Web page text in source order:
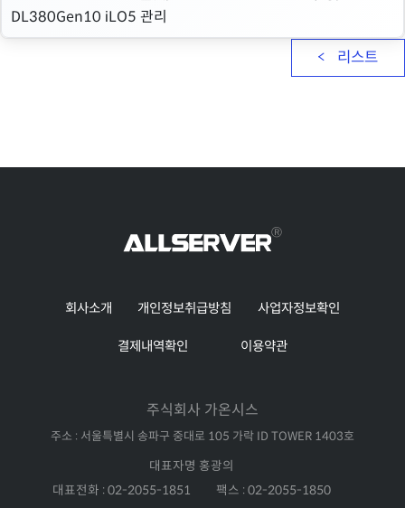
DL380Gen10 iLO5 관리
리스트
회사소개 개인정보취급방침 사업자정보확인
결제내역확인 이용약관
주식회사 가온시스
주소 : 서울특별시 송파구 중대로 105 가락 ID TOWER 1403호
대표자명 홍광의
대표전화 : 02-2055-1851
팩스 : 02-2055-1850